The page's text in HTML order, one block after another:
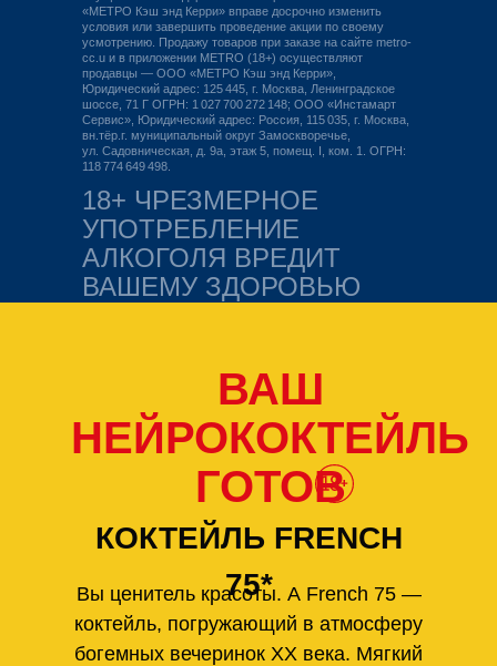
18+ ЧРЕЗМЕРНОЕ
УПОТРЕБЛЕНИЕ
АЛКОГОЛЯ ВРЕДИТ
ВАШЕМУ ЗДОРОВЬЮ
«МЕТРО Кэш энд Керри» вправе досрочно изменить
условия или завершить проведение акции по своему
усмотрению. Продажу товаров при заказе на сайте metro-
cc.u и в приложении METRO (18+) осуществляют
продавцы — ООО «МЕТРО Кэш энд Керри»,
Юридический адрес: 125 445, г. Москва, Ленинградское
шоссе, 71 Г ОГРН: 1 027 700 272 148; ООО «Инстамарт
Сервис», Юридический адрес: Россия, 115 035, г. Москва,
вн.тёр.г. муниципальный округ Замоскворечье,
ул. Садовническая, д. 9а, этаж 5, помещ. І, ком. 1. ОГРН:
118 774 649 498.
ВАШ
НЕЙРОКОКТЕЙЛЬ
ГОТОВ
КОКТЕЙЛЬ FRENCH
75*
Вы ценитель красоты. А French 75 —
коктейль, погружающий в атмосферу
богемных вечеринок ХХ века. Мягкий